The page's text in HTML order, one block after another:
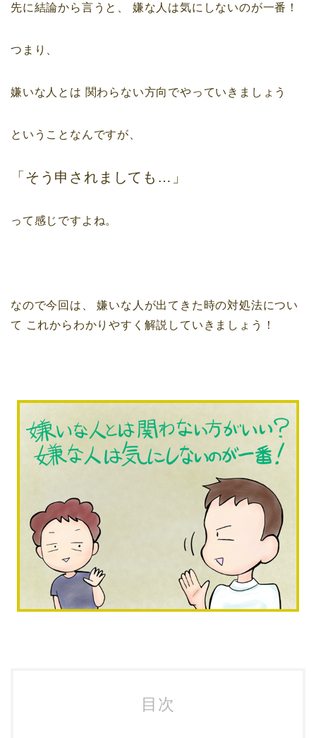
先に結論から言うと、 嫌な人は気にしないのが一番！
つまり、
嫌いな人とは 関わらない方向でやっていきましょう
ということなんですが、
「そう申されましても…」
って感じですよね。
なので今回は、
嫌いな人が出てきた時の対処法につい
て これからわかりやすく解説していきましょう！
目次